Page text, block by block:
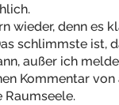
wieder, denn es
schlimmste ist,
außer ich
Kommentar von
Raumseele.